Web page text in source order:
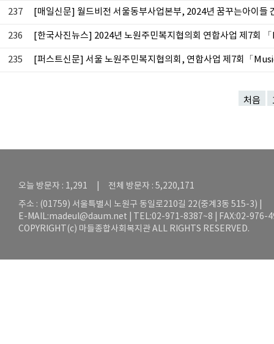
237 [매일신문] 월드비전 서울동부사업본부, 2024년 꿈꾸는아이들
236 [한국사진뉴스] 2024년 노원주민복지협의회 연합사업 제7회
235 [퍼스트신문] 서울 노원주민복지협의회, 연합사업 제7회「
처음
오늘 방문자 : 1,291 | 전체 방문자 : 5,220,171
주소 : (01759) 서울특별시 노원구 동일로210길 22(중계3동 515-3) |
E-MAIL:madeul@daum.net | TEL:02-971-8387~8 | FAX:02-976-
COPYRIGHT(c) 마들종합사회복지관 ALL RIGHTS RESERVED.